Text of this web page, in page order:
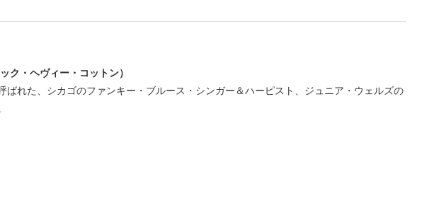
ク・ヘヴィー・コットン）
れた、シカゴのファンキー・ブルース・シンガー＆ハーピスト、ジュニア・ウェルズの